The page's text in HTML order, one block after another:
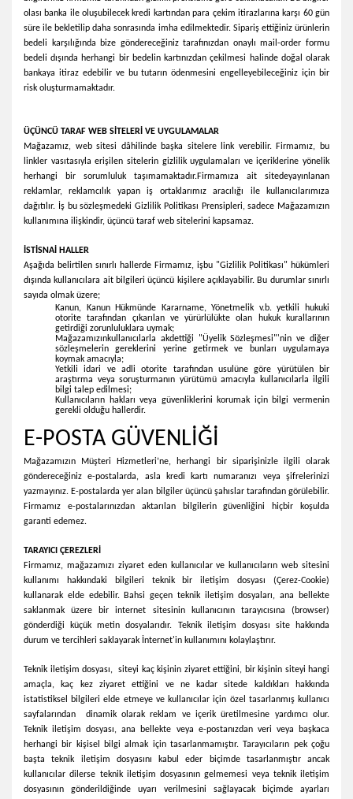
olası banka ile oluşubilecek kredi kartından para çekim itirazlarına karşı 60 gün
süre ile bekletilip daha sonrasında imha edilmektedir. Sipariş ettiğiniz ürünlerin
bedeli karşılığında bize göndereceğiniz tarafınızdan onaylı mail-order formu
bedeli dışında herhangi bir bedelin kartınızdan çekilmesi halinde doğal olarak
bankaya itiraz edebilir ve bu tutarın ödenmesini engelleyebileceğiniz için bir
risk oluşturmamaktadır.
ÜÇÜNCÜ TARAF WEB SİTELERİ VE UYGULAMALAR
Mağazamız, web sitesi dâhilinde başka sitelere link verebilir. Firmamız, bu
linkler vasıtasıyla erişilen sitelerin gizlilik uygulamaları ve içeriklerine yönelik
herhangi bir sorumluluk taşımamaktadır.Firmamıza ait sitedeyayınlanan
reklamlar, reklamcılık yapan iş ortaklarımız aracılığı ile kullanıcılarımıza
dağıtılır. İş bu sözleşmedeki Gizlilik Politikası Prensipleri, sadece Mağazamızın
kullanımına ilişkindir, üçüncü taraf web sitelerini kapsamaz.
İSTİSNAİ HALLER
Aşağıda belirtilen sınırlı hallerde Firmamız, işbu "Gizlilik Politikası" hükümleri
dışında kullanıcılara ait bilgileri üçüncü kişilere açıklayabilir. Bu durumlar sınırlı
sayıda olmak üzere;
Kanun, Kanun Hükmünde Kararname, Yönetmelik v.b. yetkili hukuki
otorite tarafından çıkarılan ve yürürlülükte olan hukuk kurallarının
getirdiği zorunluluklara uymak;
Mağazamızınkullanıcılarla akdettiği "Üyelik Sözleşmesi"'nin ve diğer
sözleşmelerin gereklerini yerine getirmek ve bunları uygulamaya
koymak amacıyla;
Yetkili idari ve adli otorite tarafından usulüne göre yürütülen bir
araştırma veya soruşturmanın yürütümü amacıyla kullanıcılarla ilgili
bilgi talep edilmesi;
Kullanıcıların hakları veya güvenliklerini korumak için bilgi vermenin
gerekli olduğu hallerdir.
E-POSTA GÜVENLİĞİ
Mağazamızın Müşteri Hizmetleri’ne, herhangi bir siparişinizle ilgili olarak
göndereceğiniz e-postalarda, asla kredi kartı numaranızı veya şifrelerinizi
yazmayınız. E-postalarda yer alan bilgiler üçüncü şahıslar tarafından görülebilir.
Firmamız e-postalarınızdan aktarılan bilgilerin güvenliğini hiçbir koşulda
garanti edemez.
TARAYICI ÇEREZLERİ
Firmamız, mağazamızı ziyaret eden kullanıcılar ve kullanıcıların web sitesini
kullanımı hakkındaki bilgileri teknik bir iletişim dosyası (Çerez-Cookie)
kullanarak elde edebilir. Bahsi geçen teknik iletişim dosyaları, ana bellekte
saklanmak üzere bir internet sitesinin kullanıcının tarayıcısına (browser)
gönderdiği küçük metin dosyalarıdır. Teknik iletişim dosyası site hakkında
durum ve tercihleri saklayarak İnternet'in kullanımını kolaylaştırır.
Teknik iletişim dosyası, siteyi kaç kişinin ziyaret ettiğini, bir kişinin siteyi hangi
amaçla, kaç kez ziyaret ettiğini ve ne kadar sitede kaldıkları hakkında
istatistiksel bilgileri elde etmeye ve kullanıcılar için özel tasarlanmış kullanıcı
sayfalarından dinamik olarak reklam ve içerik üretilmesine yardımcı olur.
Teknik iletişim dosyası, ana bellekte veya e-postanızdan veri veya başkaca
herhangi bir kişisel bilgi almak için tasarlanmamıştır. Tarayıcıların pek çoğu
başta teknik iletişim dosyasını kabul eder biçimde tasarlanmıştır ancak
kullanıcılar dilerse teknik iletişim dosyasının gelmemesi veya teknik iletişim
dosyasının gönderildiğinde uyarı verilmesini sağlayacak biçimde ayarları